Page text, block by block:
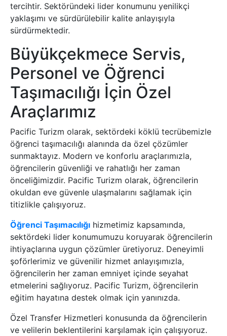
tercihtir. Sektöründeki lider konumunu yenilikçi
yaklaşımı ve sürdürülebilir kalite anlayışıyla
sürdürmektedir.
Büyükçekmece Servis,
Personel ve Öğrenci
Taşımacılığı İçin Özel
Araçlarımız
Pacific Turizm olarak, sektördeki köklü tecrübemizle
öğrenci taşımacılığı alanında da özel çözümler
sunmaktayız. Modern ve konforlu araçlarımızla,
öğrencilerin güvenliği ve rahatlığı her zaman
önceliğimizdir. Pacific Turizm olarak, öğrencilerin
okuldan eve güvenle ulaşmalarını sağlamak için
titizlikle çalışıyoruz.
Öğrenci Taşımacılığı hizmetimiz kapsamında,
sektördeki lider konumumuzu koruyarak öğrencilerin
ihtiyaçlarına uygun çözümler üretiyoruz. Deneyimli
şoförlerimiz ve güvenilir hizmet anlayışımızla,
öğrencilerin her zaman emniyet içinde seyahat
etmelerini sağlıyoruz. Pacific Turizm, öğrencilerin
eğitim hayatına destek olmak için yanınızda.
Özel Transfer Hizmetleri konusunda da öğrencilerin
ve velilerin beklentilerini karşılamak için çalışıyoruz.